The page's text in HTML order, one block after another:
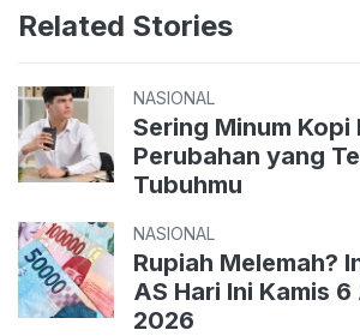
Related Stories
NASIONAL
Sering Minum Kopi
Perubahan yang
Tubuhmu
NASIONAL
Rupiah Melemah?
AS Hari Ini Kamis
2026